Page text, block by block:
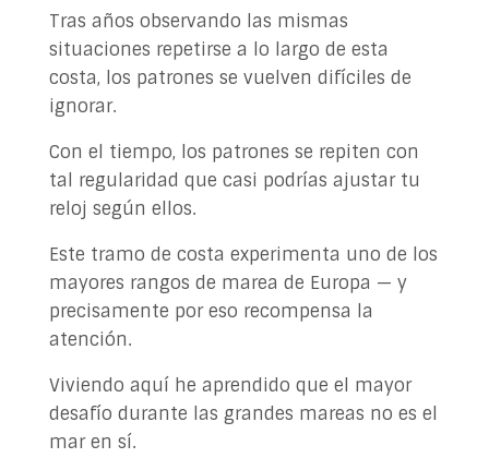
Tras años observando las mismas
situaciones repetirse a lo largo de esta
costa, los patrones se vuelven difíciles de
ignorar.
Con el tiempo, los patrones se repiten con
tal regularidad que casi podrías ajustar tu
reloj según ellos.
Este tramo de costa experimenta uno de los
mayores rangos de marea de Europa — y
precisamente por eso recompensa la
atención.
Viviendo aquí he aprendido que el mayor
desafío durante las grandes mareas no es el
mar en sí.